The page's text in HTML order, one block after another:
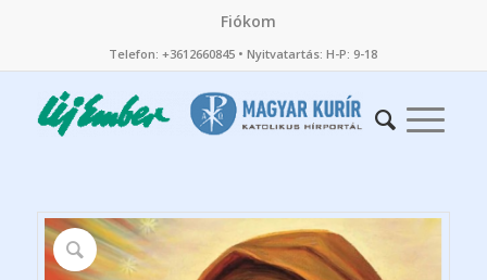
Fiókom
Telefon: +3612660845 • Nyitvatartás: H-P: 9-18